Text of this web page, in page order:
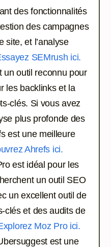
des fonctionnalités
des campagnes
site, et l’analyse
SEMrush ici.
un outil reconnu pour
les backlinks et la
clés. Si vous avez
plus profonde des
est une meilleure
Ahrefs ici.
est idéal pour les
un outil SEO
un excellent outil de
clés et des audits de
Moz Pro ici.
est une